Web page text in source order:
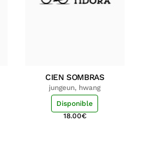
CIEN SOMBRAS
jungeun, hwang
Disponible
18.00€